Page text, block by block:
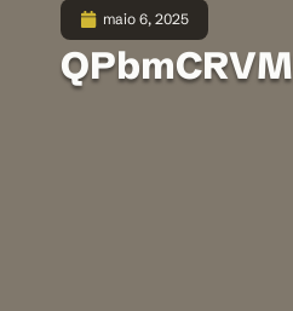
maio 6, 2025
QPbmCRVM